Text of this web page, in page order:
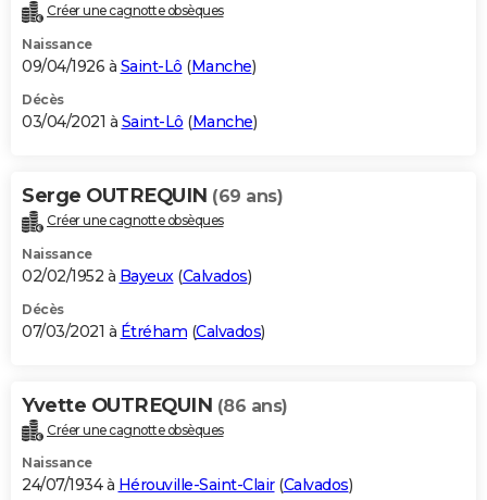
Créer une cagnotte obsèques
Naissance
09/04/1926 à Saint-Lô (Manche)
Décès
03/04/2021 à Saint-Lô (Manche)
Serge OUTREQUIN (69 ans)
Créer une cagnotte obsèques
Naissance
02/02/1952 à Bayeux (Calvados)
Décès
07/03/2021 à Étréham (Calvados)
Yvette OUTREQUIN (86 ans)
Créer une cagnotte obsèques
Naissance
24/07/1934 à Hérouville-Saint-Clair(Calvados)